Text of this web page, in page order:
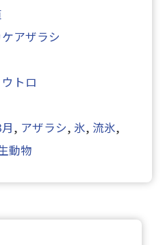
アザラシ
トロ
, アザラシ, 氷, 流氷,
動物